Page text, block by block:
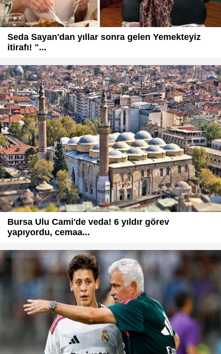
Seda Sayan'dan yıllar sonra gelen Yemekteyiz
itirafı! "...
Bursa Ulu Cami'de veda! 6 yıldır görev
yapıyordu, cemaa...